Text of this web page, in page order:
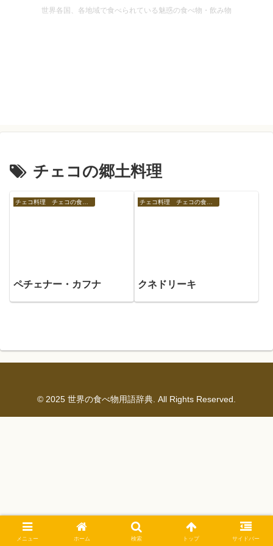
世界各国、各地域で食べられている魅惑の食べ物・飲み物
チェコの郷土料理
ペチェナー・カフナ クネドリーキ
© 2025 世界の食べ物用語辞典. All Rights Reserved.
メニュー ホーム 検索 トップ サイドバー